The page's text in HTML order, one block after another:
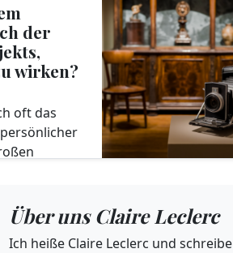
der
wirken?
oft das
Über uns Claire Leclerc
Ich heiße Claire Leclerc und schreibe